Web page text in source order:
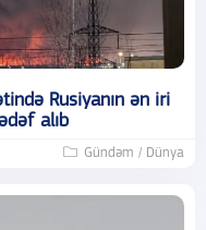
Rusiyanın ən iri
alıb
Gündəm / Dünya